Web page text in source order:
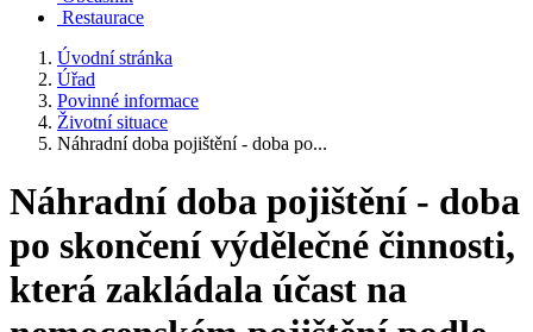
Restaurace
Úvodní stránka
Úřad
Povinné informace
Životní situace
Náhradní doba pojištění - doba po...
Náhradní doba pojištění - doba
po skončení výdělečné činnosti,
která zakládala účast na